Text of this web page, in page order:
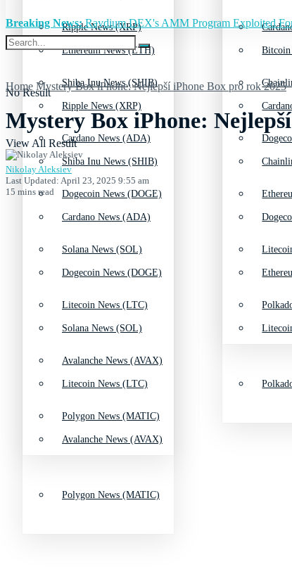
Ripple News (XRP)
Shiba Inu News (SHIB)
Cardano News (ADA)
Dogecoin News (DOGE)
Solana News (SOL)
Litecoin News (LTC)
Avalanche News (AVAX)
Polygon News (MATIC)
Ethereum News (ETH)
Ripple News (XRP)
Shiba Inu News (SHIB)
Cardano News (ADA)
Dogecoin News (DOGE)
Solana News (SOL)
Litecoin News (LTC)
Avalanche News (AVAX)
Polygon News (MATIC)
No Result
View All Result
Breaking News:Raydium DEX's AMM Program Exploited
Home Mystery Box iPhone: Nejlepší iPhone Box pro rok 2025
Mystery Box iPhone:
Nikolay Aleksiev
Last Updated: April 23, 2025 9:55 am
15 mins read